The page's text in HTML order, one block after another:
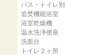
バス・トイレ別
追焚機能浴室
浴室乾燥機
温水洗浄便座
洗面台
トイレ２ヶ所